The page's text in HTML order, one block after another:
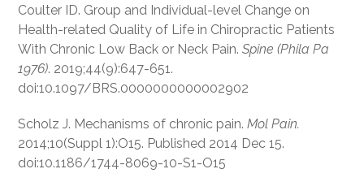
Coulter ID. Group and Individual-level Change on
Health-related Quality of Life in Chiropractic Patients
With Chronic Low Back or Neck Pain.Spine (Phila Pa
1976). 2019;44(9):647-651.
doi:10.1097/BRS.0000000000002902
Scholz J. Mechanisms of chronic pain.Mol Pain.
2014;10(Suppl 1):O15. Published 2014 Dec 15.
doi:10.1186/1744-8069-10-S1-O15